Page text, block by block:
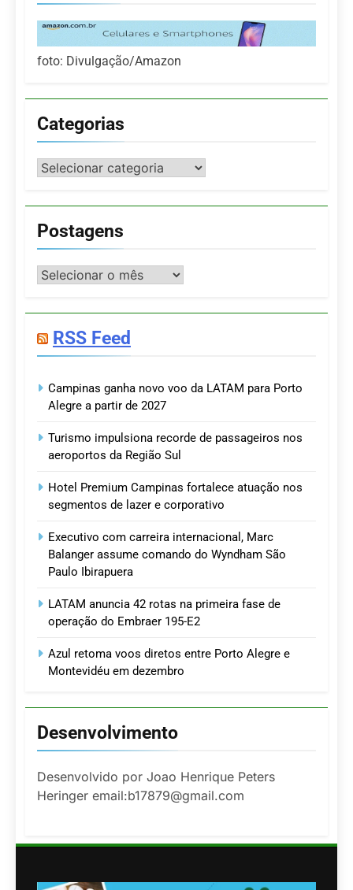
foto: Divulgação/Amazon
Categorias
Categorias
Postagens
Postagens
RSS Feed
Campinas ganha novo voo da LATAM para Porto
Alegre a partir de 2027
Turismo impulsiona recorde de passageiros nos
aeroportos da Região Sul
Hotel Premium Campinas fortalece atuação nos
segmentos de lazer e corporativo
Executivo com carreira internacional, Marc
Balanger assume comando do Wyndham São
Paulo Ibirapuera
LATAM anuncia 42 rotas na primeira fase de
operação do Embraer 195-E2
Azul retoma voos diretos entre Porto Alegre e
Montevidéu em dezembro
Desenvolvimento
Desenvolvido por Joao Henrique Peters
Heringer email:b17879@gmail.com